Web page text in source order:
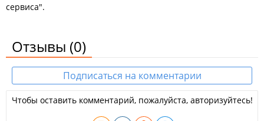
сервиса".
Отзывы (0)
Подписаться на комментарии
Чтобы оставить комментарий, пожалуйста, авторизуйтесь!